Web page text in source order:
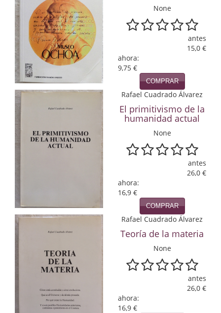
Informática
Literatura fantástica
Literatura hispanoamericana
Local
Mafia y espionaje
Matemáticas
Medicina
Novela fantástica
Novela negra
Otros idiomas
None
antes
15,0 €
ahora:
9,75 €
COMPRAR
Rafael Cuadrado Álvarez
El primitivismo de la
humanidad actual
None
antes
26,0 €
ahora:
16,9 €
COMPRAR
Rafael Cuadrado Álvarez
Teoría de la materia
None
antes
26,0 €
ahora:
16,9 €